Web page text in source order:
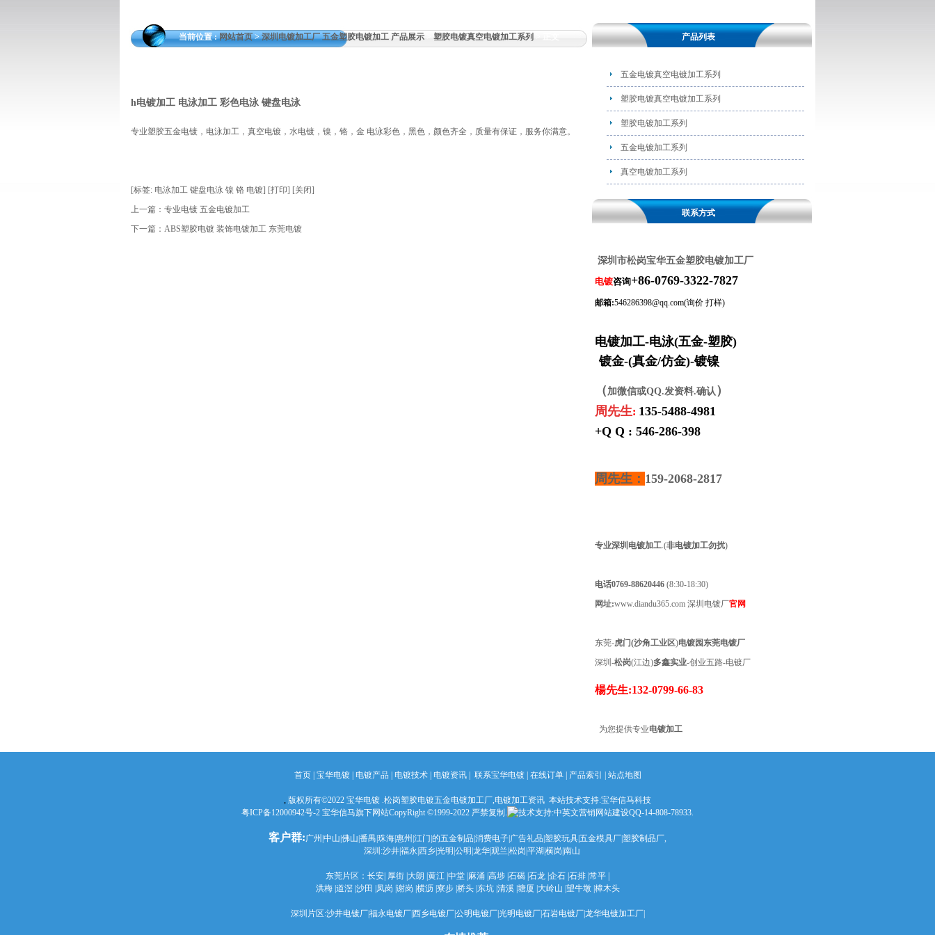
当前位置 :网站首页>深圳电镀加工厂 五金塑胶电镀加工 产品展示 塑胶电镀真空电镀加工系列
h电镀加工 电泳加工 彩色电泳 键盘电泳
专业塑胶五金电镀，电泳加工，真空电镀，水电镀，镍，铬，金 电泳彩色，黑色，颜色齐全，质量有保证，服务你满意。
[标签: 电泳加工 键盘电泳 镍 铬 电镀] [打印] [关闭]
上一篇： 专业电镀 五金电镀加工
下一篇： ABS塑胶电镀 装饰电镀加工 东莞电镀
产品列表
五金电镀真空电镀加工系列
塑胶电镀真空电镀加工系列
塑胶电镀加工系列
五金电镀加工系列
真空电镀加工系列
联系方式
深圳市松岗宝华五金塑胶电镀加工厂
电镀咨询+86-0769-3322-7827
邮箱:546286398@qq.com(询价 打样)
电镀加工-电泳(五金-塑胶)
镀金-(真金/仿金)-镀镍
（ 加微信或QQ.发资料.确认 ）
周先生: 135-5488-4981
+Q Q : 546-286-398
周先生： 159-2068-2817
专业深圳 电镀加工.(非电镀加工勿扰)
电话0769-88620446 (8:30-18:30)
网址:www.diandu365.com 深圳电镀厂官网
东莞-虎门(沙角工业区)电镀园东莞电镀厂
深圳-松岗(江边)多鑫实业-创业五路-电镀厂
楊先生:132-0799-66-83
为您提供专业电镀加工
首页| 宝华电镀| 电镀产品 电镀技术| 电镀资讯| 联系宝华电镀| 在线订单| 产品索引 | 站点地图
, 版权所有©2022 宝华电镀 .松岗塑胶电镀五金电镀加工厂,电镀加工资讯 本站技术支持:宝华信马科技
粤ICP备12000942号-2 宝华信马旗下网站CopyRight ©1999-2022 严禁复制.
中英文营销网站建设QQ-14-808-78933.
客户群:广州|中山|佛山|番禺|珠海|惠州|江门|的五金制品|消费电子|广告礼品|塑胶玩具|五金模具厂|塑胶制品厂,
深圳:沙井|福永|西乡|光明|公明|龙华|观兰|松岗|平湖|横岗|南山
东莞片区：长安| 厚街 |大朗 |黄江 |中堂 |麻涌 |高埗 |石碣 |石龙 |企石 |石排 |常平 |
洪梅 |道滘 |沙田 |凤岗 |谢岗 |横沥 |寮步 |桥头 |东坑 |清溪 |塘厦 |大岭山 |望牛墩 |樟木头
深圳片区:沙井电镀厂|福永电镀厂|西乡电镀厂|公明电镀厂|光明电镀厂|石岩电镀厂|龙华电镀加工厂|